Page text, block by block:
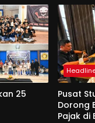
25
Pusat
Dorong
Pajak di